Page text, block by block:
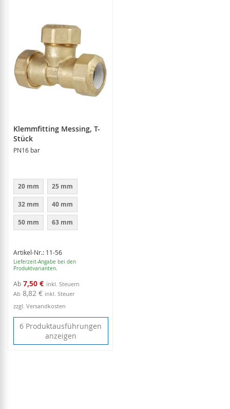
Klemmfitting Messing, T-
Stück
PN16 bar
Artikel-Nr.: 11-56
Lieferzeit-Angabe bei den
Produktvarianten.
Ab 7,50 €
Ab 8,82 € inkl. Steuer
20 mm 25 mm
32 mm 40 mm
50 mm 63 mm
zzgl. Versandkosten
6 Produktausführungen
anzeigen